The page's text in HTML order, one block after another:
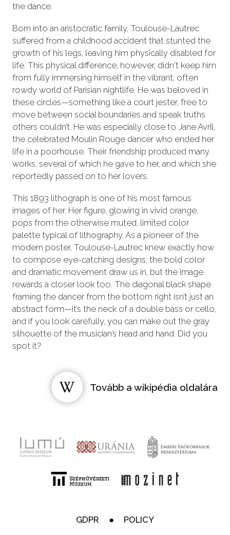
the dance.
Born into an aristocratic family, Toulouse-Lautrec
suffered from a childhood accident that stunted the
growth of his legs, leaving him physically disabled for
life. This physical difference, however, didn't keep him
from fully immersing himself in the vibrant, often
rowdy world of Parisian nightlife. He was beloved in
these circles—something like a court jester, free to
move between social boundaries and speak truths
others couldn’t. He was especially close to Jane Avril,
the celebrated Moulin Rouge dancer who ended her
life in a poorhouse. Their friendship produced many
works, several of which he gave to her, and which she
reportedly passed on to her lovers.
This 1893 lithograph is one of his most famous
images of her. Her figure, glowing in vivid orange,
pops from the otherwise muted, limited color
palette typical of lithography. As a pioneer of the
modern poster, Toulouse-Lautrec knew exactly how
to compose eye-catching designs: the bold color
and dramatic movement draw us in, but the image
rewards a closer look too. The diagonal black shape
framing the dancer from the bottom right isn’t just an
abstract form—it’s the neck of a double bass or cello,
and if you look carefully, you can make out the gray
silhouette of the musician’s head and hand. Did you
spot it?
Tovább a wikipédia oldalára
GDPR
POLICY